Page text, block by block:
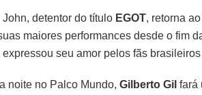
John, detentor do título EGOT, retorna
maiores performances desde o fim
expressou seu amor pelos fãs
noite no Palco Mundo, Gilberto Gil fará